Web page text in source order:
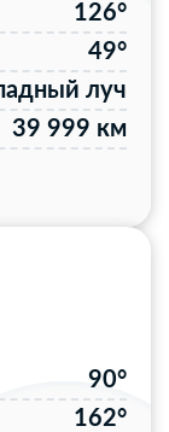
126°
49°
луч
39 999 км
90°
162°